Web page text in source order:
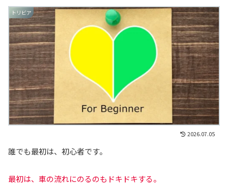
トリビア
2026.07.05
誰でも最初は、初心者です。
最初は、車の流れにのるのもドキドキする。